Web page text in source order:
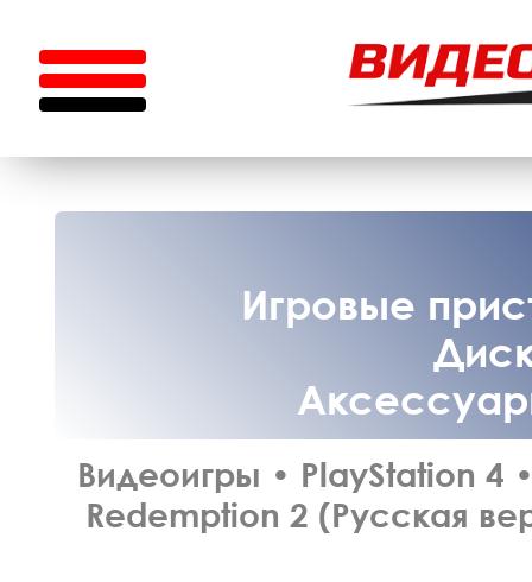
Игровые
Видеоигры • PlayStation 4
Redemption 2 (Русская